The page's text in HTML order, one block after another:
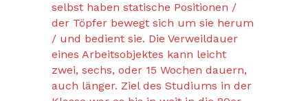
selbst haben statische Positionen /
der Töpfer bewegt sich um sie herum
/ und bedient sie. Die Verweildauer
eines Arbeitsobjektes kann leicht
zwei, sechs, oder 15 Wochen dauern,
auch länger. Ziel des Studiums in der